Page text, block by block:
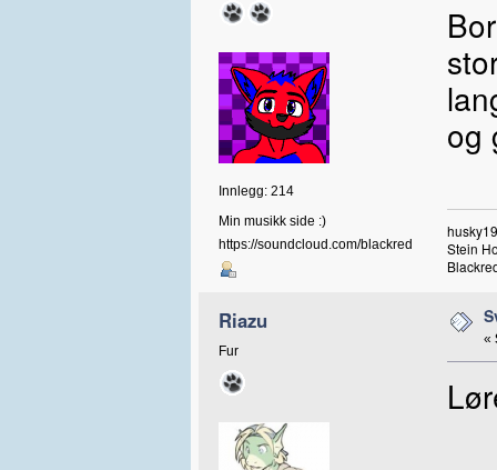
Innlegg: 214
Min musikk side :)
https://soundcloud.com/blackred
og
Stein
Riazu
Fur
«